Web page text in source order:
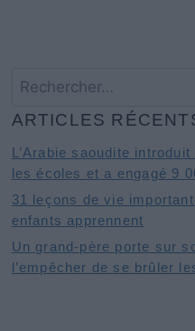
Rechercher :
ARTICLES
L’Arabie saoudite
les écoles et a engagé 9
31 leçons de vie
enfants apprennent
Un grand-père porte sur
l’empêcher de se brûler